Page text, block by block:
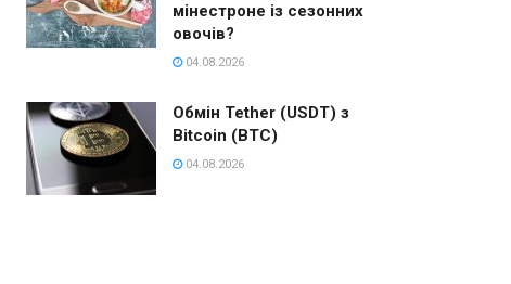
мінестроне із сезонних
овочів?
04.08.2026
Обмін Tether (USDT) з
Bitcoin (BTC)
04.08.2026